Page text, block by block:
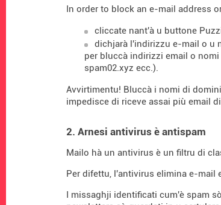
In order to block an e-mail address
cliccate nant'à u buttone
dichjarà l'indirizzu e-mail o u
per bluccà indirizzi email o
spam02.xyz ecc.).
Avvirtimentu! Bluccà i nomi di
impedisce di riceve assai più email
2. Arnesi antivirus è antispam
Mailo hà un antivirus è un filtru di
Per difettu, l'antivirus elimina e-mail
I missaghji identificati cum'è spam